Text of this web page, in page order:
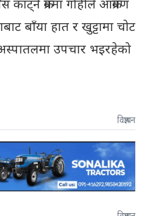
काट्ने क्रममा गोहीले आक्रमण
बाँया हात र खुट्टामा चोट
उपचार भइरहेको
विज्ञापन